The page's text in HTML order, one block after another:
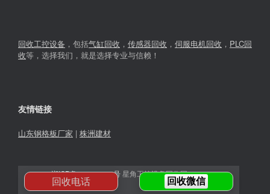
回收电话 回收微信
回收工控设备 ，包括气缸回收 ， 传感器回收 ， 伺服电机回收 ， PLC回
收等，选择我们，就是选择专业与信赖！
友情链接
山东钢格板厂家 | 株洲建材
湘ICP备2023030366号星角工控设备回收网© 2026